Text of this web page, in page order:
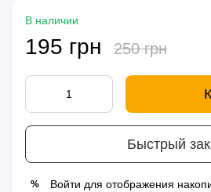
В наличии
195 грн 250 грн
Быстрый
% Войти для отображения